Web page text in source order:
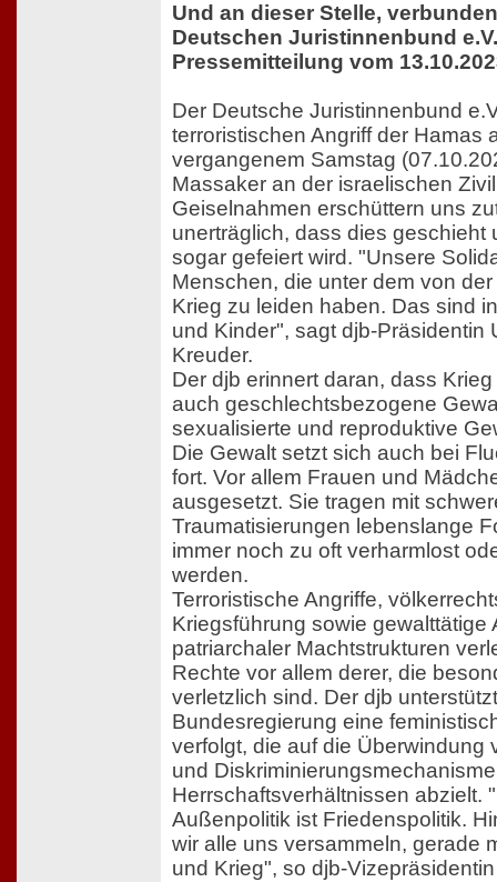
Und an dieser Stelle,
Deutschen Juristinnenbund
Pressemitteilung vom
Der Deutsche Juristinnenbund
terroristischen Angriff der Hamas
vergangenem Samstag
Massaker an der israelischen
Geiselnahmen erschüttern uns
unerträglich, dass dies geschieht
sogar gefeiert wird. "Unsere
Menschen, die unter dem von
Krieg zu leiden haben. Das sind
und Kinder", sagt djb-Präsidentin
Kreuder.
Der djb erinnert daran, dass
auch geschlechtsbezogene
sexualisierte und reproduktive
Die Gewalt setzt sich auch bei
fort. Vor allem Frauen und
ausgesetzt. Sie tragen mit
Traumatisierungen lebenslange
immer noch zu oft verharmlost
werden.
Terroristische Angriffe,
Kriegsführung sowie gewalttätige
patriarchaler Machtstrukturen
Rechte vor allem derer, die
verletzlich sind. Der djb
Bundesregierung eine
verfolgt, die auf die Überwindung
und
Herrschaftsverhältnissen abzielt.
Außenpolitik ist Friedenspolitik.
wir alle uns versammeln, gerade
und Krieg", so djb-